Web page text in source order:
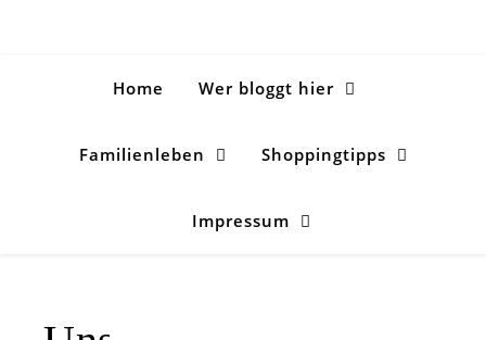
Home Wer bloggt hier
Familienleben Shoppingtipps
Impressum